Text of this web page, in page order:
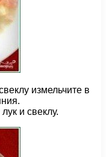
измельчите в
и свеклу.